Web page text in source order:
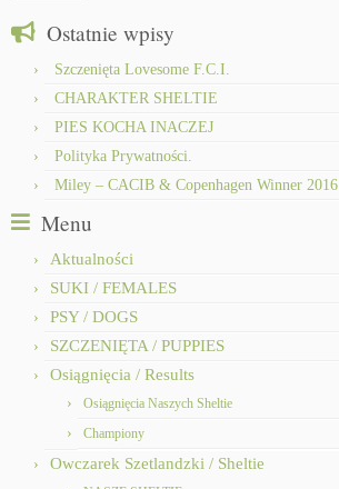
Ostatnie wpisy
Szczenięta Lovesome F.C.I.
CHARAKTER SHELTIE
PIES KOCHA INACZEJ
Polityka Prywatności.
Miley – CACIB & Copenhagen Winner 2016
Menu
Aktualności
SUKI / FEMALES
PSY / DOGS
SZCZENIĘTA / PUPPIES
Osiągnięcia / Results
Osiągnięcia Naszych Sheltie
Championy
Owczarek Szetlandzki / Sheltie